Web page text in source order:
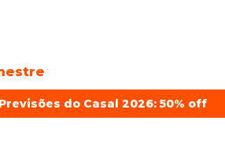
Previsões do Casal 2026: 50% off